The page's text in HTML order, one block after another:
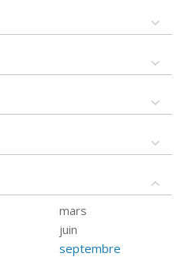
mars
juin
septembre